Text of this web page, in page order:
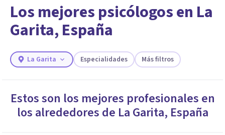
ENCONTRAR MI TERAPEUTA
¿Necesitas ayuda para encontrar el
Los mejores psicólogos en La
Garita, España
La Garita Especialidades Más filtros
Estos son los mejores profesionales en
los alrededores de La Garita, España